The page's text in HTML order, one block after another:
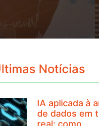
Notícias
IA aplicada à
de dados em